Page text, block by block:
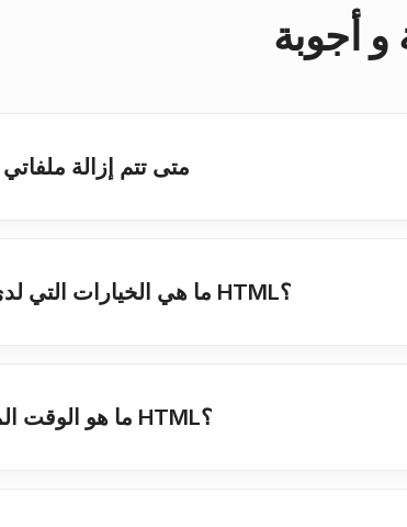
و أجوبة
متى تتم إزالة
ما هي الخيارات التي لدي للحصول على تحويل HTML؟
ما هو الوقت المعتاد المطلوب لتحويل HTML؟